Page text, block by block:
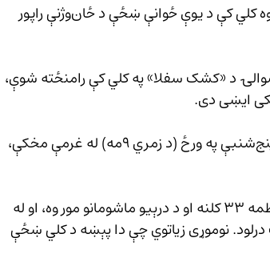
محلي سرچینو د غور ولایت د لعل‌وسرجنګل ولسوالۍ په یوه کلي کې د یوې ځوانې ښځې د ځان‌وژنې راپور
چې دا پېښه د لعل‌وسرجنګل ولسوالۍ د «کشک سفلا» په کلي کې رامنځته شوې،
ایښی دی.
د عیني شاهدانو په وینا، دې ښځې فاطمه نوم درلود، او د پنج‌شنبې په ورځ (د زمري ۹مه) له غرمې مخکې،
یو تن شاهد، چې نه‌غواړي نوم یې واخیستل شي، وايي فاطمه ۳۳ کلنه او د درېیو ماشومانو مور وه، او له
نوموړی زیاتوي چې دا پېښه د کلي ښځې